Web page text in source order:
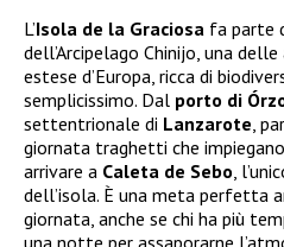
L’Isola de la Graciosa fa parte
dell’Arcipelago Chinijo, una
estese d’Europa, ricca di
semplicissimo. Dal porto di
settentrionale di Lanzarote,
giornata traghetti che
arrivare a Caleta de Sebo,
dell’isola. È una meta perfetta
giornata, anche se chi ha più